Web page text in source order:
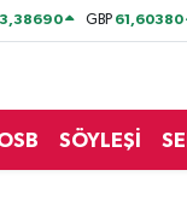
GBP 61,60380
SÖYLEŞİ